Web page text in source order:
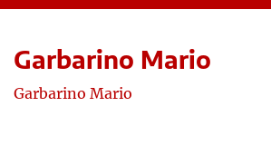
Garbarino Mario
Garbarino Mario